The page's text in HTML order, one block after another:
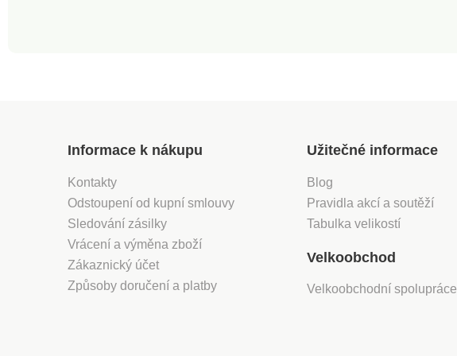
Informace k nákupu
Kontakty
Odstoupení od kupní smlouvy
Sledování zásilky
Vrácení a výměna zboží
Zákaznický účet
Způsoby doručení a platby
Užitečné informace
Blog
Pravidla akcí a soutěží
Tabulka velikostí
Velkoobchod
Velkoobchodní spolupráce